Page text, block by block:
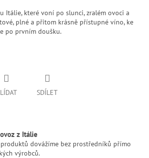
Itálie, které voní po slunci, zralém ovoci a
plné a přitom krásně přístupné víno, ke
po prvním doušku.
SDÍLET
z Itálie
dovážíme bez prostředníků přímo
výrobců.